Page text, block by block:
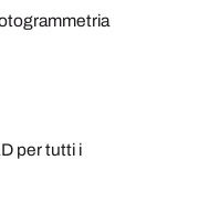
per tutti i